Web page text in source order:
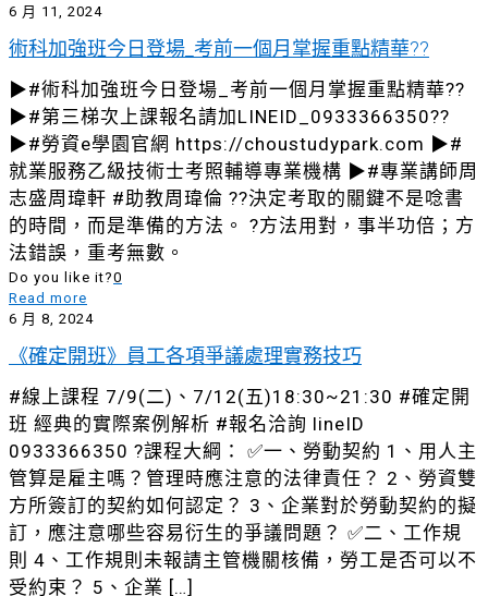
6 月 11, 2024
術科加強班今日登場_考前一個月掌握重點精華??
▶#術科加強班今日登場_考前一個月掌握重點精華??
▶#第三梯次上課報名請加LINEID_0933366350??
▶#勞資e學園官網 https://choustudypark.com ▶#
就業服務乙級技術士考照輔導專業機構 ▶#專業講師周
志盛周瑋軒 #助教周瑋倫 ?‍?決定考取的關鍵不是唸書
的時間，而是準備的方法。 ?方法用對，事半功倍；方
法錯誤，重考無數。
Do you like it?0
Read more
6 月 8, 2024
《確定開班》員工各項爭議處理實務技巧
#線上課程 7/9(二)、7/12(五)18:30~21:30 #確定開
班 經典的實際案例解析 #報名洽詢 lineID
0933366350 ?課程大綱： ✅一、勞動契約 1、用人主
管算是雇主嗎？管理時應注意的法律責任？ 2、勞資雙
方所簽訂的契約如何認定？ 3、企業對於勞動契約的擬
訂，應注意哪些容易衍生的爭議問題？ ✅二、工作規
則 4、工作規則未報請主管機關核備，勞工是否可以不
受約束？ 5、企業 […]